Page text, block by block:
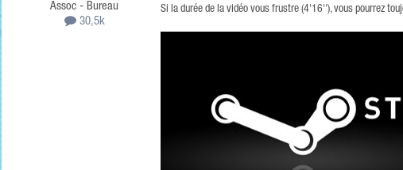
Assoc - Bureau
30,5k
Si la durée de la vidéo vous frustre (4'16''), vous pourrez